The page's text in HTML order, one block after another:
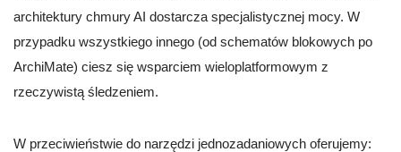
architektury chmury AI dostarcza specjalistycznej mocy. W
przypadku wszystkiego innego (od schematów blokowych po
ArchiMate) ciesz się wsparciem wieloplatformowym z
rzeczywistą śledzeniem.
W przeciwieństwie do narzędzi jednozadaniowych oferujemy: